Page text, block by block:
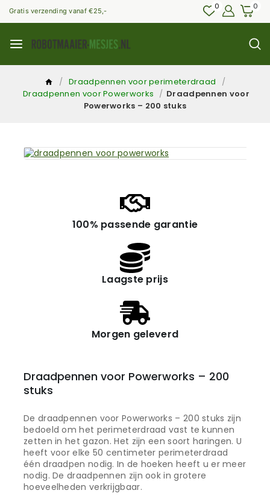
Gratis verzending vanaf €25,- 0 0
/ Draadpennen voor perimeterdraad
/
Draadpennen voor Powerworks / Draadpennen voor
Powerworks – 200 stuks
100% passende garantie
Laagste prijs
Morgen geleverd
Draadpennen voor Powerworks – 200
stuks
De draadpennen voor Powerworks – 200 stuks zijn
bedoeld om het perimeterdraad vast te kunnen
zetten in het gazon. Het zijn een soort haringen. U
heeft voor elke 50 centimeter perimeterdraad
één draadpen nodig. In de hoeken heeft u er meer
nodig. De draadpennen zijn ook in grotere
hoeveelheden verkrijgbaar.